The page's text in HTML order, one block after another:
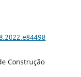
Construção